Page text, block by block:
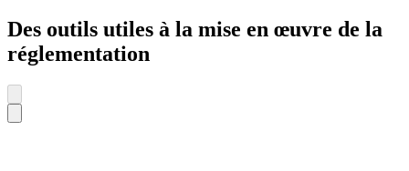
Des outils utiles à la mise en œuvre de la
réglementation